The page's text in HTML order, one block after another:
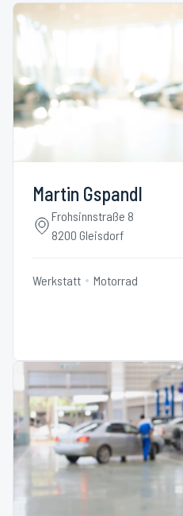
Martin Gspandl
Frohsinnstraße 8
8200 Gleisdorf
Werkstatt Motorrad